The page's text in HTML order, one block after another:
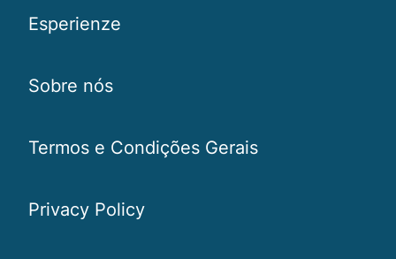
Esperienze
Sobre nós
Termos e Condições Gerais
Privacy Policy